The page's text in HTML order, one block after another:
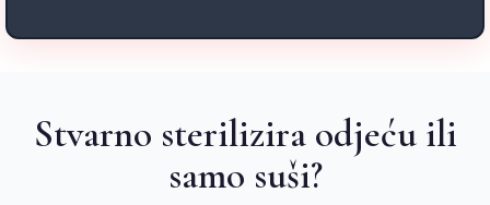
Stvarno sterilizira odjeću ili
samo suši?